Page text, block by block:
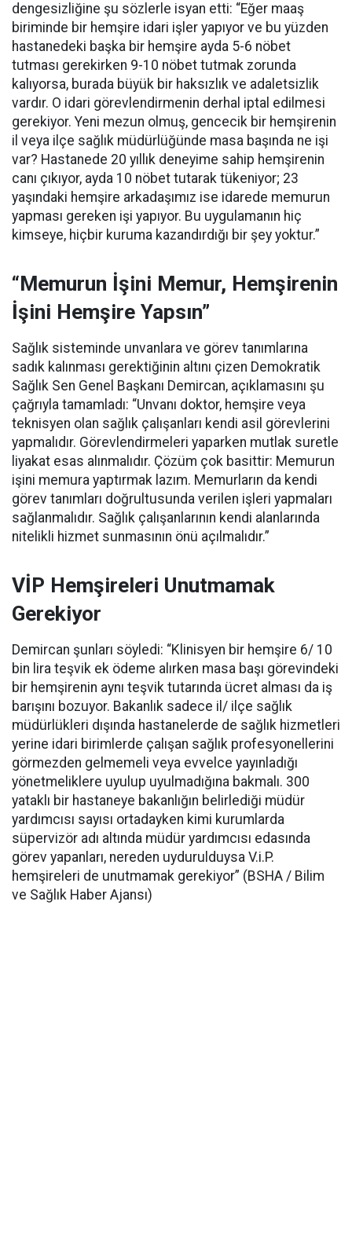
dengesizliğine şu sözlerle isyan etti: “Eğer maaş
biriminde bir hemşire idari işler yapıyor ve bu yüzden
hastanedeki başka bir hemşire ayda 5-6 nöbet
tutması gerekirken 9-10 nöbet tutmak zorunda
kalıyorsa, burada büyük bir haksızlık ve adaletsizlik
vardır. O idari görevlendirmenin derhal iptal edilmesi
gerekiyor. Yeni mezun olmuş, gencecik bir hemşirenin
il veya ilçe sağlık müdürlüğünde masa başında ne işi
var? Hastanede 20 yıllık deneyime sahip hemşirenin
canı çıkıyor, ayda 10 nöbet tutarak tükeniyor; 23
yaşındaki hemşire arkadaşımız ise idarede memurun
yapması gereken işi yapıyor. Bu uygulamanın hiç
kimseye, hiçbir kuruma kazandırdığı bir şey yoktur.”
“Memurun İşini Memur, Hemşirenin
İşini Hemşire Yapsın”
Sağlık sisteminde unvanlara ve görev tanımlarına
sadık kalınması gerektiğinin altını çizen Demokratik
Sağlık Sen Genel Başkanı Demircan, açıklamasını şu
çağrıyla tamamladı: “Unvanı doktor, hemşire veya
teknisyen olan sağlık çalışanları kendi asil görevlerini
yapmalıdır. Görevlendirmeleri yaparken mutlak suretle
liyakat esas alınmalıdır. Çözüm çok basittir: Memurun
işini memura yaptırmak lazım. Memurların da kendi
görev tanımları doğrultusunda verilen işleri yapmaları
sağlanmalıdır. Sağlık çalışanlarının kendi alanlarında
nitelikli hizmet sunmasının önü açılmalıdır.”
VİP Hemşireleri Unutmamak
Gerekiyor
Demircan şunları söyledi: “Klinisyen bir hemşire 6/ 10
bin lira teşvik ek ödeme alırken masa başı görevindeki
bir hemşirenin aynı teşvik tutarında ücret alması da iş
barışını bozuyor. Bakanlık sadece il/ ilçe sağlık
müdürlükleri dışında hastanelerde de sağlık hizmetleri
yerine idari birimlerde çalışan sağlık profesyonellerini
görmezden gelmemeli veya evvelce yayınladığı
yönetmeliklere uyulup uyulmadığına bakmalı. 300
yataklı bir hastaneye bakanlığın belirlediği müdür
yardımcısı sayısı ortadayken kimi kurumlarda
süpervizör adı altında müdür yardımcısı edasında
görev yapanları, nereden uydurulduysa V.i.P.
hemşireleri de unutmamak gerekiyor” (BSHA / Bilim
ve Sağlık Haber Ajansı)